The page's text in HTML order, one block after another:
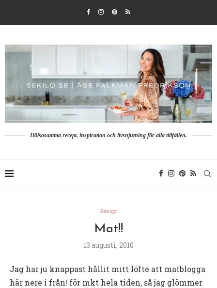
Hälsosamma recept, inspiration och livsnjutning för alla tillfällen.
Recept
Mat!!
13 augusti, 2010
Jag har ju knappast hållit mitt löfte att matblogga
här nere i från! för mkt hela tiden, så jag glömmer